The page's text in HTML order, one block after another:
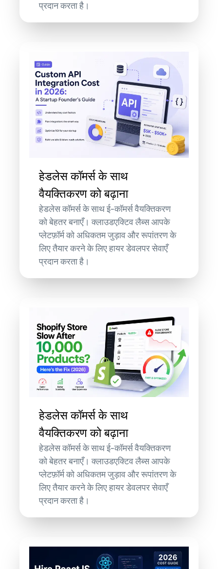
प्रदान करता है।
हेडलेस कॉमर्स के साथ
वैयक्तिकरण को बढ़ाना
हेडलेस कॉमर्स के साथ ई-कॉमर्स वैयक्तिकरण
को बेहतर बनाएँ। क्लाउडएक्टिव लैब्स आपके
प्लेटफ़ॉर्म को अधिकतम जुड़ाव और रूपांतरण के
लिए तैयार करने के लिए हायर डेवलपर सेवाएँ
प्रदान करता है।
हेडलेस कॉमर्स के साथ
वैयक्तिकरण को बढ़ाना
हेडलेस कॉमर्स के साथ ई-कॉमर्स वैयक्तिकरण
को बेहतर बनाएँ। क्लाउडएक्टिव लैब्स आपके
प्लेटफ़ॉर्म को अधिकतम जुड़ाव और रूपांतरण के
लिए तैयार करने के लिए हायर डेवलपर सेवाएँ
प्रदान करता है।